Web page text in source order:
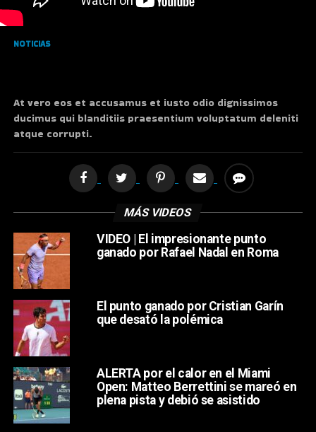
NOTICIAS
At vero eos et accusamus et iusto odio dignissimos
ducimus qui blanditiis praesentium voluptatum deleniti
atque corrupti.
MÁS VIDEOS
VIDEO | El impresionante punto
ganado por Rafael Nadal en Roma
El punto ganado por Cristian Garín
que desató la polémica
ALERTA por el calor en el Miami
Open: Matteo Berrettini se mareó en
plena pista y debió se asistido